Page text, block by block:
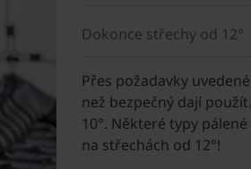
Dokonce střechy od 12°
Přes požadavky
než bezpečný dají
10°. Některé typy
na střechách od 12°!